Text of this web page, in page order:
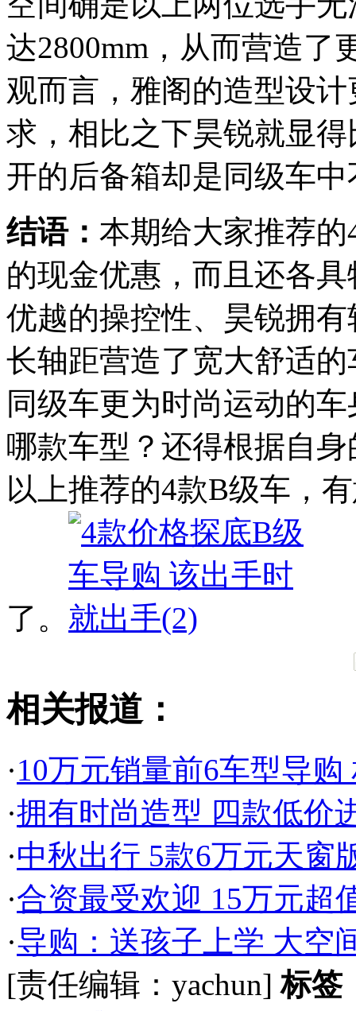
达2800mm，从而营造了
观而言，雅阁的造型设
求，相比之下昊锐就显
开的后备箱却是同级车
结语： 本期给大家推荐
的现金优惠，而且还各
优越的操控性、昊锐拥
长轴距营造了宽大舒适
同级车更为时尚运动的
哪款车型？还得根据自
以上推荐的4款B级车，
了。
相关报道：
·10万元销量前6车型导
·拥有时尚造型 四款低价
·中秋出行 5款6万元天窗
·合资最受欢迎 15万元超
·导购：送孩子上学 大空
[责任编辑：yachun]标签